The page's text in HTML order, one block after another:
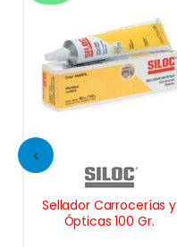
Sellador Carrocerías y
Ópticas 100 Gr.